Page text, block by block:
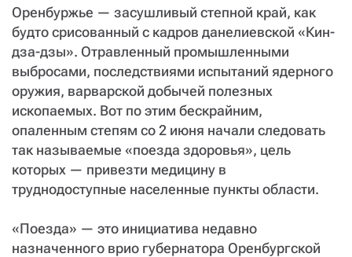
Оренбуржье — засушливый степной край, как
будто срисованный с кадров данелиевской «Кин-
дза-дзы». Отравленный промышленными
выбросами, последствиями испытаний ядерного
оружия, варварской добычей полезных
ископаемых. Вот по этим бескрайним,
опаленным степям со 2 июня начали следовать
так называемые «поезда здоровья», цель
которых — привезти медицину в
труднодоступные населенные пункты области.
«Поезда» — это инициатива недавно
назначенного врио губернатора Оренбургской